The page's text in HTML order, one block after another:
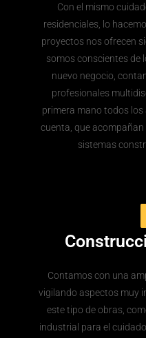
Con el mismo
residenciales, lo
proyectos nos ofrecen
somos conscientes de
nuevo negocio,
profesionales
primera mano todos
cuenta, que acompañan
sistemas
Contamos con una
vigilando aspectos muy
este tipo de obras,
industrial para el